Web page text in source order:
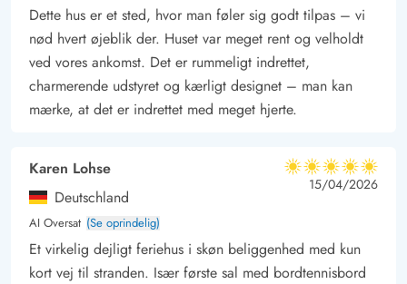
i sandkassen.
Nyd den dejlige, friske havluft eller tag en tur ud i det blå med
cyklen
Tæt på sommerhuset finder i den smukke natursti. Her kan hele
familien, i trygge rammer, cykle en dejlig tur. Her er bilfri og
Eller smut en tur på Ringkøbing Fjord, her er der masser af
aktiviteter. Lej en kano, forsøg jer med vindsurfing eller book
en sjov dag på kabelbanen, som ligger lige nord for Hvide
Dette hus er et sted, hvor man føler sig godt tilpas – vi
nød hvert øjeblik der. Huset var meget rent og velholdt
ved vores ankomst. Det er rummeligt indrettet,
charmerende udstyret og kærligt designet – man kan
mærke, at det er indrettet med meget hjerte.
Karen Lohse
Deutschland
AI Oversat (Se oprindelig)
5 ud af 5
5 ud af 5
5 out of 5
15/04/2026
Et virkelig dejligt feriehus i skøn beliggenhed med kun
kort vej til stranden. Især første sal med bordtennisbord